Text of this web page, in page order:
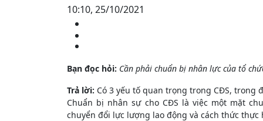
10:10, 25/10/2021
Bạn đọc hỏi: Cần phải chuẩn bị nhân lực của tổ
Trả lời: Có 3 yếu tố quan trọng trong CĐS, trong
Chuẩn bị nhân sự cho CĐS là việc một mặt
chuyển đổi lực lượng lao động và cách thức thực